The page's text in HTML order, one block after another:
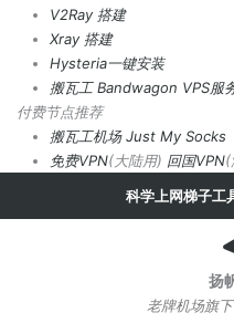
V2Ray 搭建
Xray 搭建
Hysteria一键安装
搬瓦工 Bandwagon VPS服
付费节点推荐
搬瓦工机场 Just My Socks
免费VPN(大陆用) 回国VPN(
科学上网梯子工
扬
老牌机场旗